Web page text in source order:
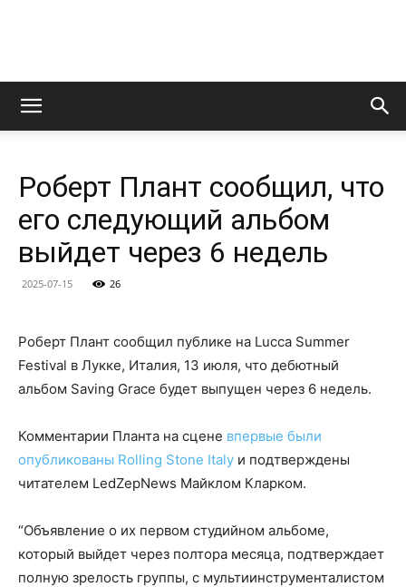
LedZeppelin.Ru
Роберт Плант сообщил, что
его следующий альбом
выйдет через 6 недель
2025-07-15 26
Роберт Плант сообщил публике на Lucca Summer
Festival в Лукке, Италия, 13 июля, что дебютный
альбом Saving Grace будет выпущен через 6 недель.
Комментарии Планта на сцене впервые были
опубликованы Rolling Stone Italy и подтверждены
читателем LedZepNews Майклом Кларком.
“Объявление о их первом студийном альбоме,
который выйдет через полтора месяца, подтверждает
полную зрелость группы, с мультиинструменталистом